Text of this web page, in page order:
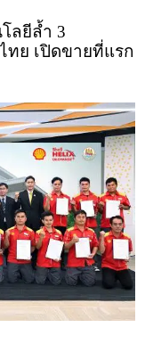
ลยีล้ำ 3
ทย เปิดขายที่แรก